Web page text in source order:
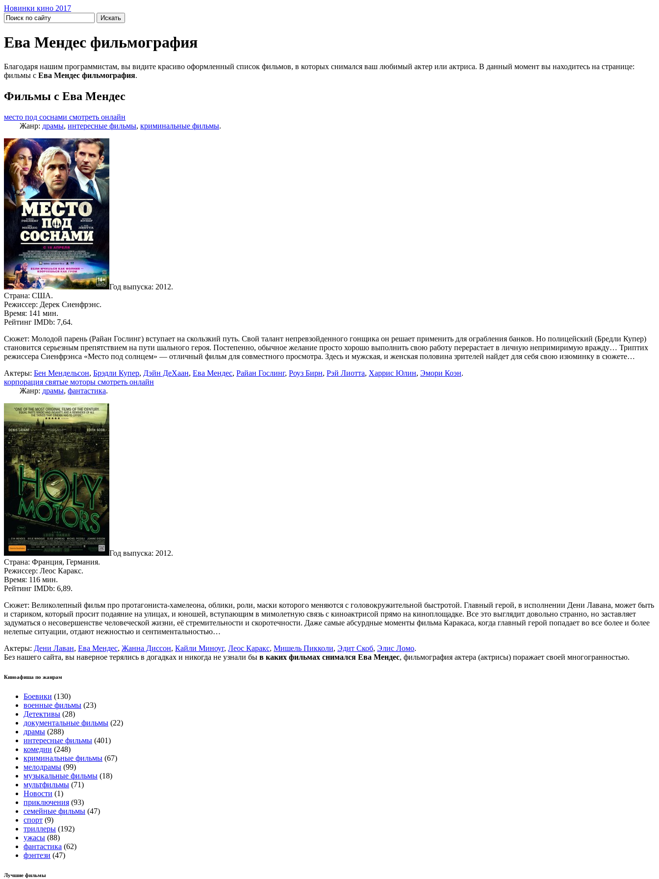
Новинки кино 2017
Ева Мендес фильмография
Благодаря нашим программистам, вы видите красиво оформленный список фильмов, в которых снимался ваш любимый актер или актриса. В данный момент вы находитесь на странице:
фильмы с Ева Мендес фильмография.
Фильмы с Ева Мендес
место под соснами смотреть онлайн
Жанр: драмы, интересные фильмы, криминальные фильмы.
Год выпуска: 2012.
Страна: США.
Режиссер: Дерек Сиенфрэнс.
Время: 141 мин.
Рейтинг IMDb: 7,64.
Сюжет: Молодой парень (Райан Гослинг) вступает на скользкий путь. Свой талант непревзойденного гонщика он решает применить для ограбления банков. Но полицейский (Бредли Купер)
становится серьезным препятствием на пути шального героя. Постепенно, обычное желание просто хорошо выполнить свою работу перерастает в личную непримиримую вражду… Триптих
режиссера Сиенфрэнса «Место под солнцем» — отличный фильм для совместного просмотра. Здесь и мужская, и женская половина зрителей найдет для себя свою изюминку в сюжете…
Актеры: Бен Мендельсон, Брэдли Купер, Дэйн ДеХаан, Ева Мендес, Райан Гослинг, Роуз Бирн, Рэй Лиотта, Харрис Юлин, Эмори Коэн.
корпорация святые моторы смотреть онлайн
Жанр: драмы, фантастика.
Год выпуска: 2012.
Страна: Франция, Германия.
Режиссер: Леос Каракс.
Время: 116 мин.
Рейтинг IMDb: 6,89.
Сюжет: Великолепный фильм про протагониста-хамелеона, облики, роли, маски которого меняются с головокружительной быстротой. Главный герой, в исполнении Дени Лавана, может быть
и стариком, который просит подаяние на улицах, и юношей, вступающим в мимолетную связь с киноактрисой прямо на киноплощадке. Все это выглядит довольно странно, но заставляет
задуматься о несовершенстве человеческой жизни, её стремительности и скоротечности. Даже самые абсурдные моменты фильма Каракаса, когда главный герой попадает во все более и более
нелепые ситуации, отдают нежностью и сентиментальностью…
Актеры: Дени Лаван, Ева Мендес, Жанна Диссон, Кайли Миноуг, Леос Каракс, Мишель Пикколи, Эдит Скоб, Элис Ломо.
Без нашего сайта, вы наверное терялись в догадках и никогда не узнали бы в каких фильмах снимался Ева Мендес, фильмография актера (актрисы) поражает своей многогранностью.
Киноафиша по жанрам
Боевики (130)
военные фильмы (23)
Детективы (28)
документальные фильмы (22)
драмы (288)
интересные фильмы (401)
комедии (248)
криминальные фильмы (67)
мелодрамы (99)
музыкальные фильмы (18)
мультфильмы (71)
Новости (1)
приключения (93)
семейные фильмы (47)
спорт (9)
триллеры (192)
ужасы (88)
фантастика (62)
фэнтези (47)
Лучшие фильмы